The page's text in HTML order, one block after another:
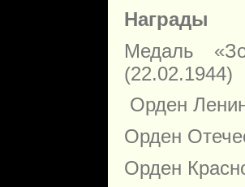
Награды
Медаль
(22.02.1944)
Орден
Орден
Орден